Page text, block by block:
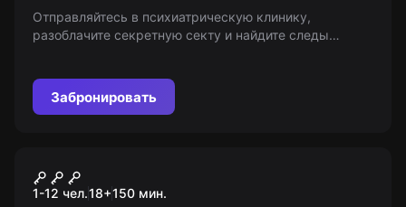
Отправляйтесь в психиатрическую клинику,
разоблачите секретную секту и найдите следы
информации.
Забронировать
Смузи
1-12 чел.18+150 мин.